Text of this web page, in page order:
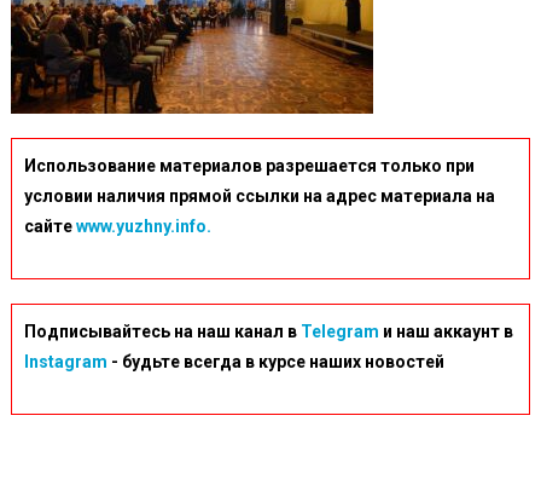
Использование материалов разрешается только при
условии наличия прямой ссылки на адрес материала на
сайтеwww.yuzhny.info.
Подписывайтесь на наш канал в Telegram и наш аккаунт в
Instagram - будьте всегда в курсе наших новостей